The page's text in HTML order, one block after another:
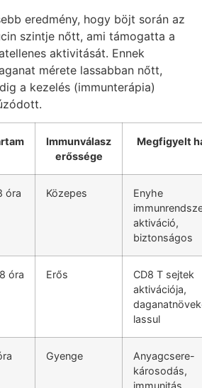
eredmény, hogy böjt során az
szintje nőtt, ami támogatta a
aktivitását. Ennek
mérete lassabban nőtt,
a kezelés (immunterápia)
Immunválasz
erőssége
Megfigyelt
óra Közepes
Enyhe
aktiváció,
biztonságos
óra Erős
CD8 T sejtek
aktivációja,
lassul
Gyenge
Anyagcsere-
károsodás,